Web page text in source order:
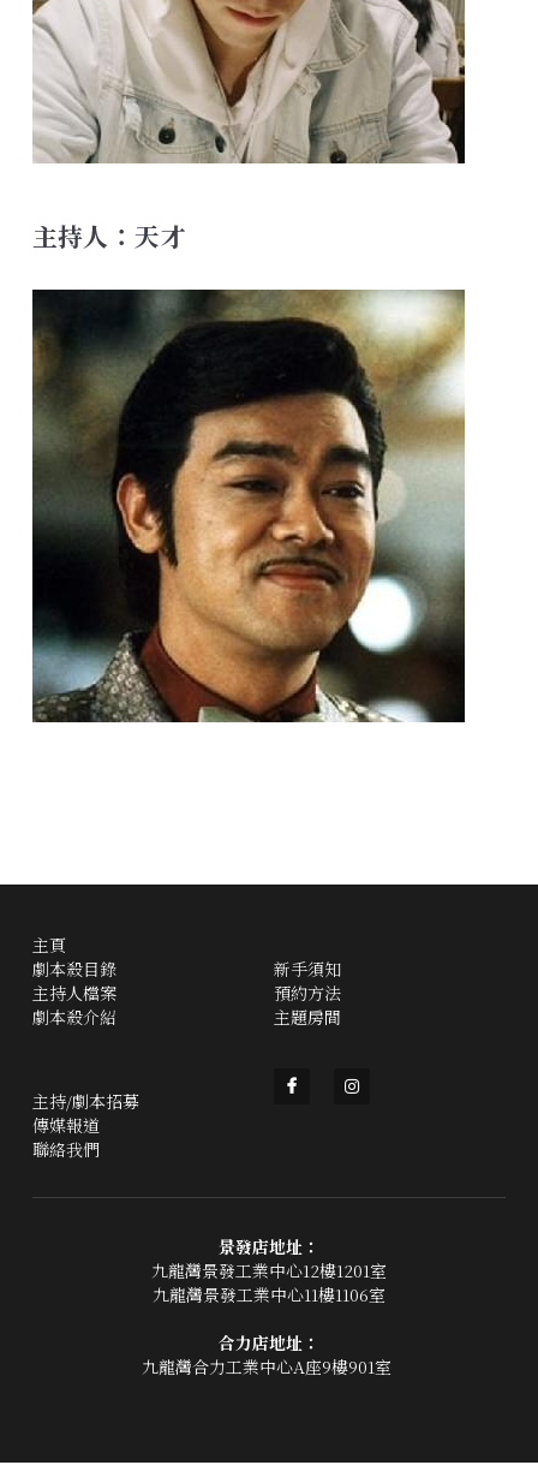
主持人：天才
主頁
劇本殺目錄
主持人檔案
劇本殺介紹
新手須知
預約方法
主題房間
主持/劇本招募
傳媒報道
聯絡我們
景發店地址：
九龍灣景發工業中心12樓1201室
九龍灣景發工業中心11樓1106室
合力店地址：
九龍灣合力工業中心A座9樓901室